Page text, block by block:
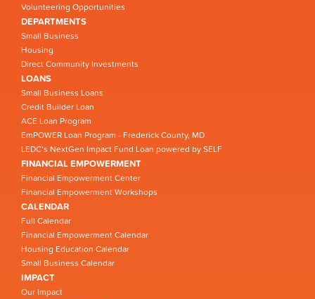
Volunteering Opportunities
DEPARTMENTS
Small Business
Housing
Direct Community Investments
LOANS
Small Business Loans
Credit Builder Loan
ACE Loan Program
EmPOWER Loan Program - Frederick County, MD
LEDC’s NextGen Impact Fund Loan powered by SELF
FINANCIAL EMPOWERMENT
Financial Empowerment Center
Financial Empowerment Workshops
CALENDAR
Full Calendar
Financial Empowerment Calendar
Housing Education Calendar
Small Business Calendar
IMPACT
Our Impact